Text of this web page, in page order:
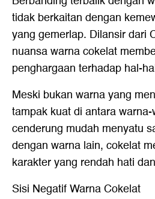
tidak berkaitan dengan
yang gemerlap. Dilansir dari
nuansa warna cokelat
penghargaan terhadap hal-
Meski bukan warna yang
tampak kuat di antara
cenderung mudah menyatu
dengan warna lain, cokelat
karakter yang rendah hati
Sisi Negatif Warna Cokelat